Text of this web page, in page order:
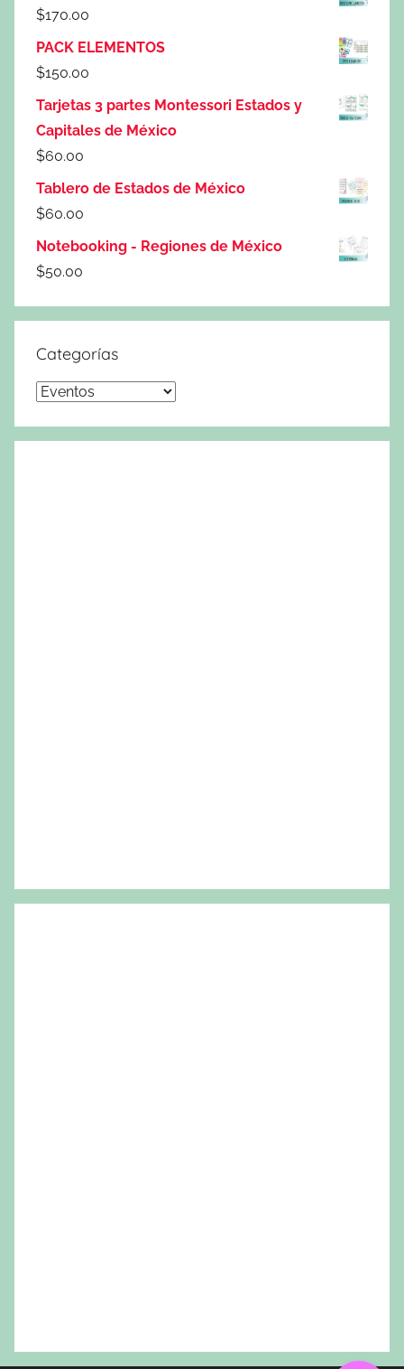
$170.00
PACK ELEMENTOS
$150.00
Tarjetas 3 partes Montessori Estados y
Capitales de México
$60.00
Tablero de Estados de México
$60.00
Notebooking - Regiones de México
$50.00
Categorías
Categorías